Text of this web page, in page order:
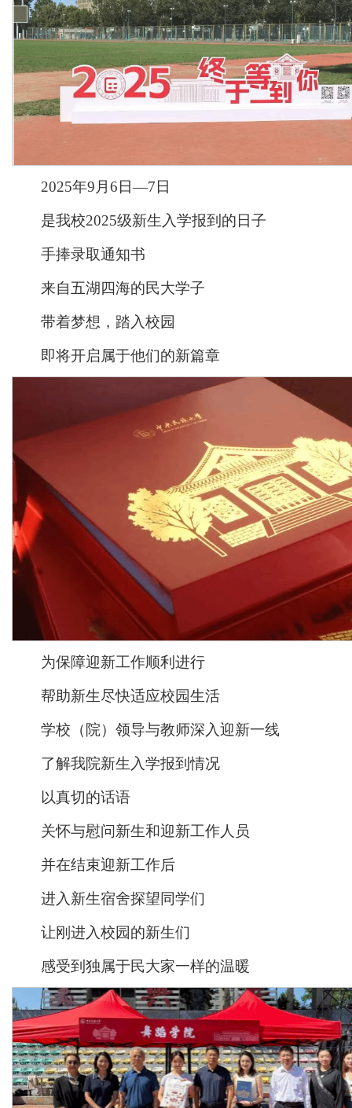
2025年9月6日—7日
是我校2025级新生入学报到的日子
手捧录取通知书
来自五湖四海的民大学子
带着梦想，踏入校园
即将开启属于他们的新篇章
为保障迎新工作顺利进行
帮助新生尽快适应校园生活
学校（院）领导与教师深入迎新一线
了解我院新生入学报到情况
以真切的话语
关怀与慰问新生和迎新工作人员
并在结束迎新工作后
进入新生宿舍探望同学们
让刚进入校园的新生们
感受到独属于民大家一样的温暖